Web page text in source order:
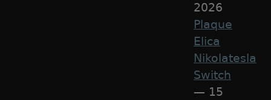
2026
Plaque
Elica
Nikolatesla
Switch
— 15